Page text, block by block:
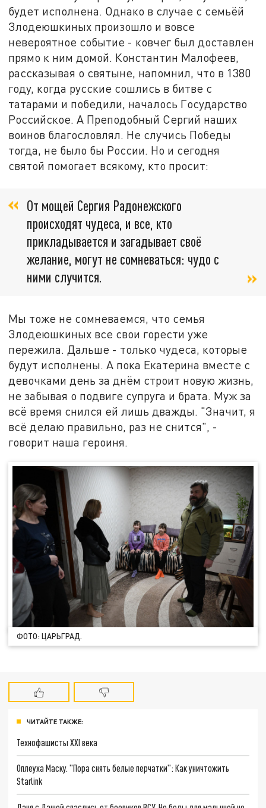
будет исполнена. Однако в случае с семьёй
Злодеюшкиных произошло и вовсе
невероятное событие - ковчег был доставлен
прямо к ним домой. Константин Малофеев,
рассказывая о святыне, напомнил, что в 1380
году, когда русские сошлись в битве с
татарами и победили, началось Государство
Российское. А Преподобный Сергий наших
воинов благословлял. Не случись Победы
тогда, не было бы России. Но и сегодня
святой помогает всякому, кто просит:
От мощей Сергия Радонежского
происходят чудеса, и все, кто
прикладывается и загадывает своё
желание, могут не сомневаться: чудо с
ними случится.
Мы тоже не сомневаемся, что семья
Злодеюшкиных все свои горести уже
пережила. Дальше - только чудеса, которые
будут исполнены. А пока Екатерина вместе с
девочками день за днём строит новую жизнь,
не забывая о подвиге супруга и брата. Муж за
всё время снился ей лишь дважды. "Значит, я
всё делаю правильно, раз не снится", -
говорит наша героиня.
ФОТО: ЦАРЬГРАД.
ЧИТАЙТЕ ТАКЖЕ:
Технофашисты XXI века
Оплеуха Маску. "Пора снять белые перчатки": Как уничтожить
Starlink